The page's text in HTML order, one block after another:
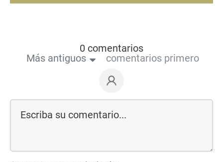
0 comentarios
Más antiguos
comentarios primero